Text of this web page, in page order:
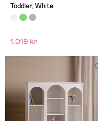
Toddler, White
1.019 kr